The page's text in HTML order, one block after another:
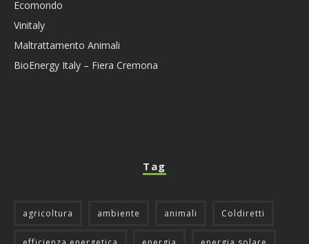
Ecomondo
Vinitaly
Maltrattamento Animali
BioEnergy Italy – Fiera Cremona
Tag
agricoltura ambiente animali Coldiretti